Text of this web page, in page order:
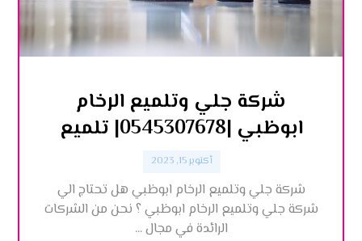
شركة جلي وتلميع الرخام
ابوظبي |0545307678| تلميع
أكتوبر 15, 2023
شركة جلي وتلميع الرخام ابوظبي هل تحتاج الي
شركة جلي وتلميع الرخام ابوظبي ؟ نحن من الشركات
الرائدة في مجال ...